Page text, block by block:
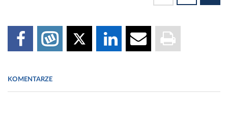
KOMENTARZE